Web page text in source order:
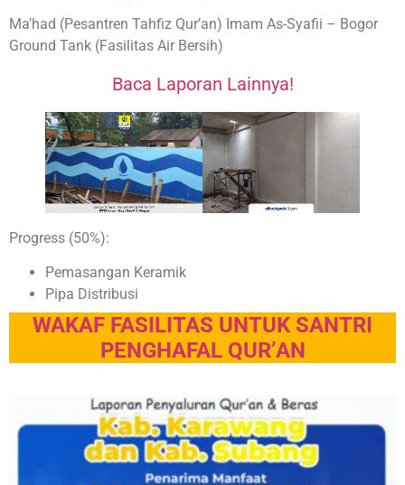
Ma’had (Pesantren Tahfiz Qur’an) Imam As-Syafii – Bogor
Ground Tank (Fasilitas Air Bersih)
Baca Laporan Lainnya!
Progress (50%):
Pemasangan Keramik
Pipa Distribusi
WAKAF FASILITAS UNTUK SANTRI
PENGHAFAL QUR’AN